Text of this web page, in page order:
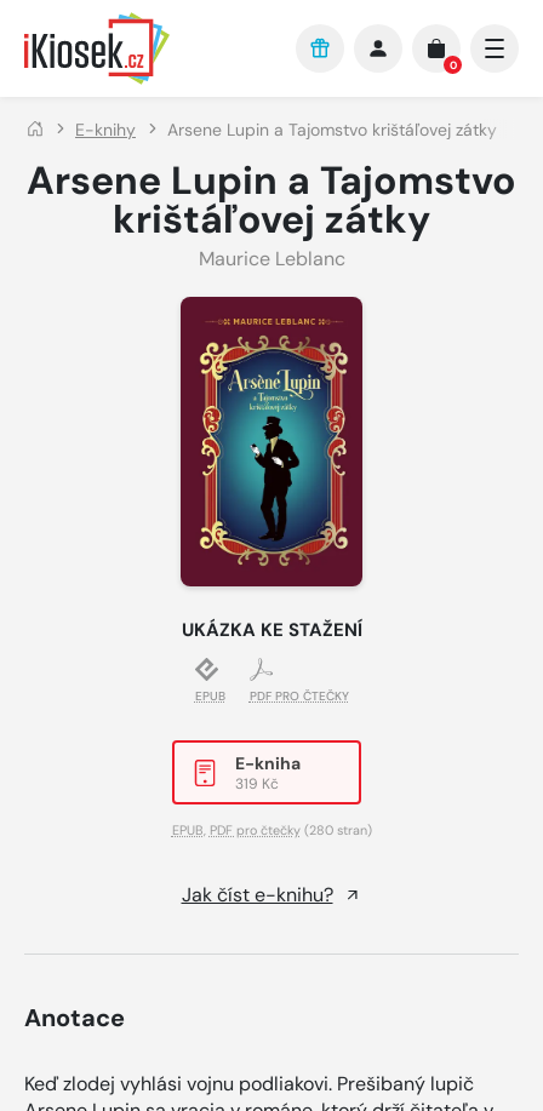
Přejít na hlavní obsah
0
E-knihy Arsene Lupin a Tajomstvo krištáľovej zátky
Arsene Lupin a Tajomstvo
krištáľovej zátky
Maurice Leblanc
UKÁZKA KE STAŽENÍ
EPUB PDF PRO ČTEČKY
E-kniha
319 Kč
EPUB, PDF pro čtečky(280 stran)
Jak číst e-knihu?
Anotace
Keď zlodej vyhlási vojnu podliakovi. Prešibaný lupič